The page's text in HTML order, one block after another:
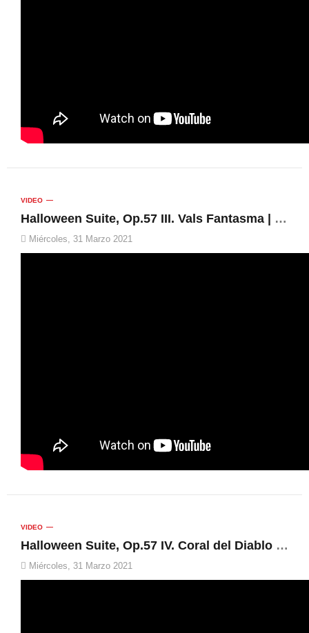
VIDEO
Halloween Suite, Op.57 III. Vals Fantasma | Unió Musical de Muro, Rafa García Vidal
Miércoles, 31 Marzo 2021
VIDEO
Halloween Suite, Op.57 IV. Coral del Diablo | Unió Musical de Muro, Rafa García Vidal
Miércoles, 31 Marzo 2021